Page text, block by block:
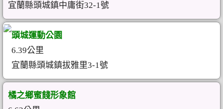
宜蘭縣頭城鎮中庸街32-1號
頭城運動公園
6.39公里
宜蘭縣頭城鎮拔雅里3-1號
橘之鄉蜜餞形象館